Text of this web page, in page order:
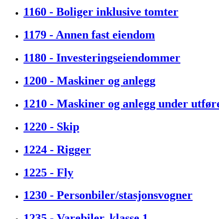
1160 - Boliger inklusive tomter
1179 - Annen fast eiendom
1180 - Investeringseiendommer
1200 - Maskiner og anlegg
1210 - Maskiner og anlegg under
1220 - Skip
1224 - Rigger
1225 - Fly
1230 - Personbiler/stasjonsvogner